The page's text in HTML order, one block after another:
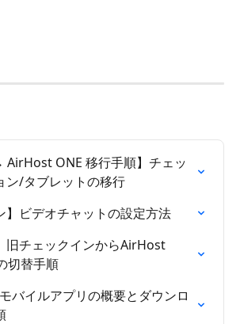
AirHost ONE 移行手順】チェッ
ン/タブレットの移行
】ビデオチャットの設定方法
旧チェックインからAirHost
切替手順
バイルアプリの概要とダウンロ